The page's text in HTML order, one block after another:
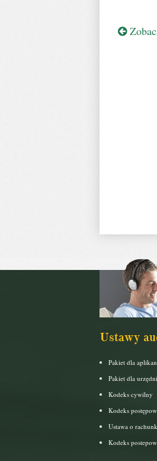
Ustawy
Pakiet dla
Pakiet dla
Kodeks cywilny
Kodeks
Ustawa o
Kodeks